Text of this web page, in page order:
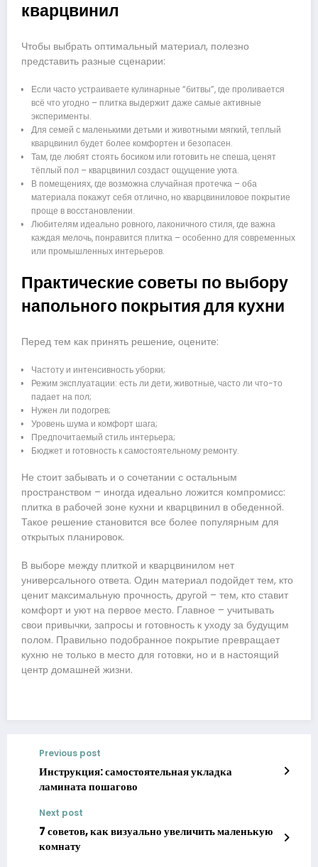
кварцвинил
Чтобы выбрать оптимальный материал, полезно
представить разные сценарии:
Если часто устраиваете кулинарные “битвы”, где проливается
всё что угодно – плитка выдержит даже самые активные
эксперименты.
Для семей с маленькими детьми и животными мягкий, теплый
кварцвинил будет более комфортен и безопасен.
Там, где любят стоять босиком или готовить не спеша, ценят
тёплый пол – кварцвинил создаст ощущение уюта.
В помещениях, где возможна случайная протечка – оба
материала покажут себя отлично, но кварцвиниловое покрытие
проще в восстановлении.
Любителям идеально ровного, лаконичного стиля, где важна
каждая мелочь, понравится плитка – особенно для современных
или промышленных интерьеров.
Практические советы по выбору
напольного покрытия для кухни
Перед тем как принять решение, оцените:
Частоту и интенсивность уборки;
Режим эксплуатации: есть ли дети, животные, часто ли что-то
падает на пол;
Нужен ли подогрев;
Уровень шума и комфорт шага;
Предпочитаемый стиль интерьера;
Бюджет и готовность к самостоятельному ремонту.
Не стоит забывать и о сочетании с остальным
пространством – иногда идеально ложится компромисс:
плитка в рабочей зоне кухни и кварцвинил в обеденной.
Такое решение становится все более популярным для
открытых планировок.
В выборе между плиткой и кварцвинилом нет
универсального ответа. Один материал подойдет тем, кто
ценит максимальную прочность, другой – тем, кто ставит
комфорт и уют на первое место. Главное – учитывать
свои привычки, запросы и готовность к уходу за будущим
полом. Правильно подобранное покрытие превращает
кухню не только в место для готовки, но и в настоящий
центр домашней жизни.
Previous post
Инструкция: самостоятельная укладка
ламината пошагово
Next post
7 советов, как визуально увеличить маленькую
комнату